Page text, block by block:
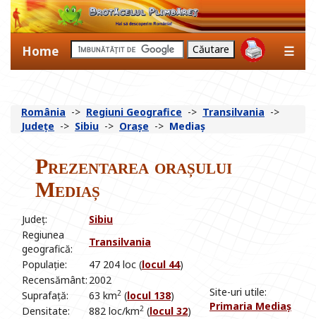
Home ☰
România -> Regiuni Geografice -> Transilvania ->
Județe -> Sibiu -> Orașe -> Mediaș
Prezentarea orașului
Mediaș
Județ: Sibiu
Site-uri utile:
Primaria Mediaș
Regiunea
geografică:
Transilvania
Populație:
47 204 loc (locul 44)
Recensământ: 2002
Suprafață:
63 km2 (locul 138)
Densitate:
882 loc/km2 (locul 32)